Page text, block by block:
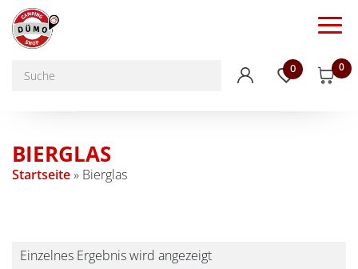
0 0
BIERGLAS
Startseite» Bierglas
Einzelnes Ergebnis wird angezeigt